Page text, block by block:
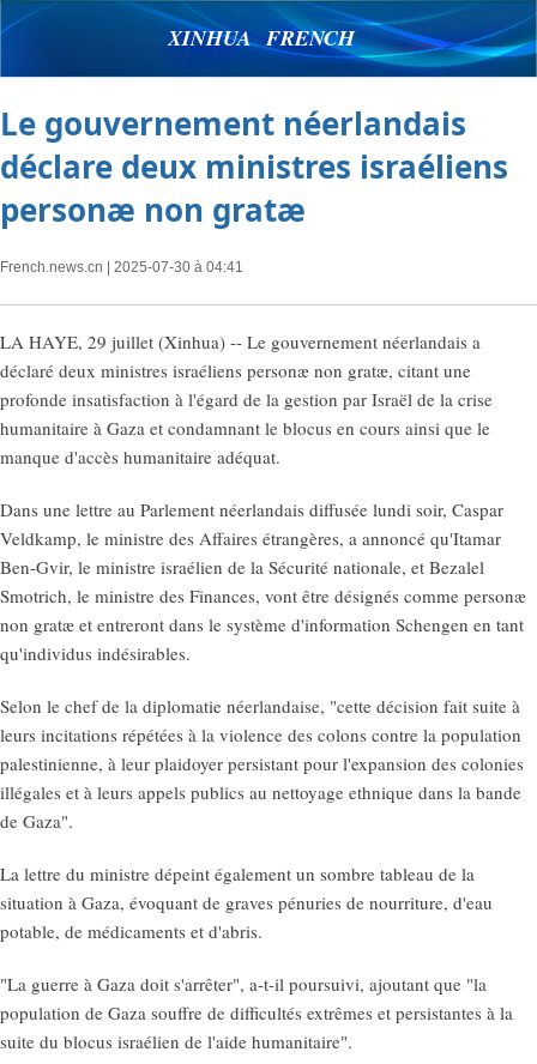
XINHUA FRENCH
Le gouvernement néerlandais
déclare deux ministres israéliens
personæ non gratæ
French.news.cn | 2025-07-30 à 04:41
LA HAYE, 29 juillet (Xinhua) -- Le gouvernement néerlandais a
déclaré deux ministres israéliens personæ non gratæ, citant une
profonde insatisfaction à l'égard de la gestion par Israël de la crise
humanitaire à Gaza et condamnant le blocus en cours ainsi que le
manque d'accès humanitaire adéquat.
Dans une lettre au Parlement néerlandais diffusée lundi soir, Caspar
Veldkamp, le ministre des Affaires étrangères, a annoncé qu'Itamar
Ben-Gvir, le ministre israélien de la Sécurité nationale, et Bezalel
Smotrich, le ministre des Finances, vont être désignés comme personæ
non gratæ et entreront dans le système d'information Schengen en tant
qu'individus indésirables.
Selon le chef de la diplomatie néerlandaise, "cette décision fait suite à
leurs incitations répétées à la violence des colons contre la population
palestinienne, à leur plaidoyer persistant pour l'expansion des colonies
illégales et à leurs appels publics au nettoyage ethnique dans la bande
de Gaza".
La lettre du ministre dépeint également un sombre tableau de la
situation à Gaza, évoquant de graves pénuries de nourriture, d'eau
potable, de médicaments et d'abris.
"La guerre à Gaza doit s'arrêter", a-t-il poursuivi, ajoutant que "la
population de Gaza souffre de difficultés extrêmes et persistantes à la
suite du blocus israélien de l'aide humanitaire".